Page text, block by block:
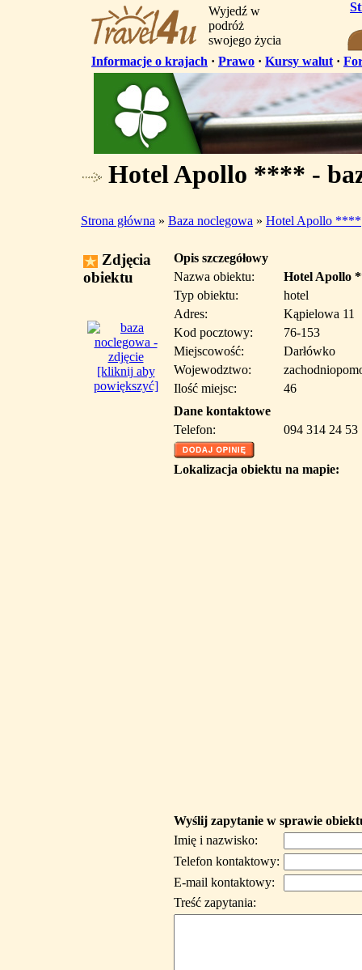
Wyjedź w
podróż
swojego życia
Informacje o krajach · Prawo · Kursy walut ·
Hotel Apollo **** -
Strona główna » Baza noclegowa » Hotel Apollo ****
Zdjęcia
obiektu
[kliknij aby
powiększyć]
Opis szczegółowy
Nazwa obiektu:
Hotel Apollo
Typ obiektu:
hotel
Adres:
Kąpielowa 11
Kod pocztowy:
76-153
Miejscowość:
Darłówko
Wojewodztwo:
Ilość miejsc:
46
Dane kontaktowe
Telefon:
094 314 24 53
Lokalizacja obiektu na mapie:
Wyślij zapytanie w sprawie
Imię i nazwisko:
Telefon kontaktowy:
E-mail kontaktowy:
Treść zapytania: